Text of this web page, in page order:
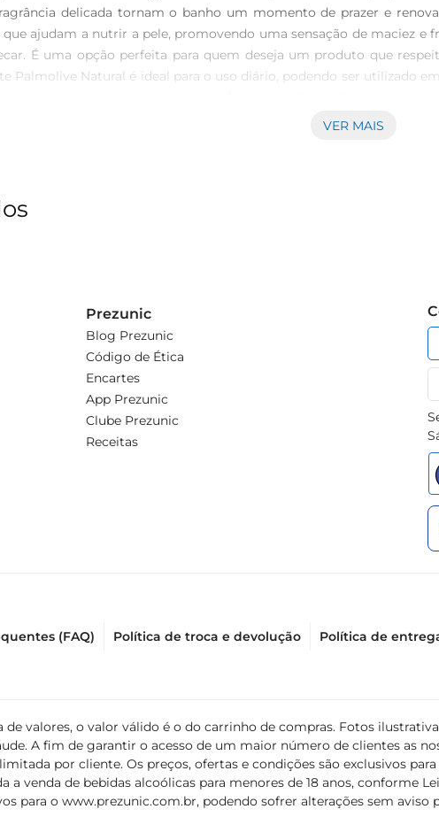
delicada tornam o banho um momento de prazer e
ajudam a nutrir a pele, promovendo uma sensação de maciez e
É uma opção perfeita para quem deseja um produto que
Palmolive Natural é ideal para o uso diário, podendo ser utilizado
Prático e Funcional  \nCom um formato que
VER MAIS
Prezunic
Blog Prezunic
Código de Ética
Encartes
App Prezunic
Clube Prezunic
Receitas
(FAQ) Política de troca e devolução Política de
de valores, o valor válido é o do carrinho de compras. Fotos
A fim de garantir o acesso de um maior número de clientes as
por cliente. Os preços, ofertas e condições são exclusivos
venda de bebidas alcoólicas para menores de 18 anos, conforme
para o www.prezunic.com.br, podendo sofrer alterações sem aviso